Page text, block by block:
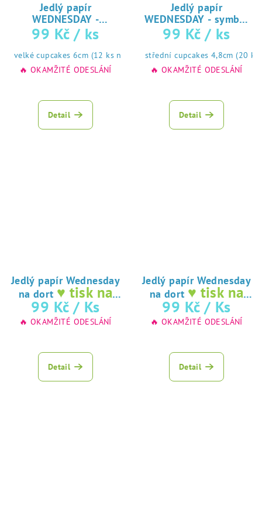
Jedlý papír
WEDNESDAY -
cupcakes mix č5
tisk na jedlý
papír
99 Kč / ks
velké cupcakes 6cm (12 ks na A4) ☝
🔥 OKAMŽITÉ ODESLÁNÍ
Detail
Jedlý papír
WEDNESDAY - symbol
♥ tisk na jedlý
papír
99 Kč / ks
střední cupcakes 4,8cm (20
🔥 OKAMŽITÉ ODESLÁNÍ
Detail
Jedlý papír Wednesday
na dort ♥ tisk na
jedlý papír
99 Kč / Ks
🔥 OKAMŽITÉ ODESLÁNÍ
Detail
Jedlý papír Wednesday
na dort ♥ tisk na
jedlý papír
99 Kč / Ks
🔥 OKAMŽITÉ ODESLÁNÍ
Detail